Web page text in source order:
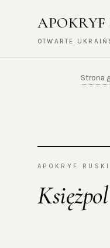
APOKRYF
OTWARTE
Strona
APOKRYF RUSKI
Księżpol